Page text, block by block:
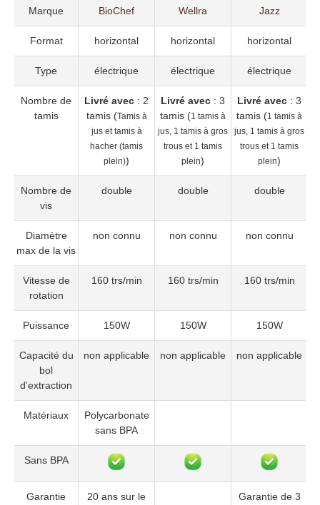
Marque BioChef Wellra Jazz
Format horizontal horizontal horizontal
Type électrique électrique électrique
Nombre de
tamis
Livré avec : 2
tamis (Tamis à
jus et tamis à
hacher (tamis
plein))
Livré avec : 3
tamis (1 tamis à
jus, 1 tamis à gros
trous et 1 tamis
plein)
Livré avec : 3
tamis (1 tamis à
jus, 1 tamis à gros
trous et 1 tamis
plein)
Nombre de
vis
double double double
Diamètre
max de la vis
non connu non connu non connu
Vitesse de
rotation
160 trs/min 160 trs/min 160 trs/min
Puissance 150W 150W 150W
Capacité du
bol
d'extraction
non applicable non applicable non applicable
Matériaux
Polycarbonate
sans BPA
Sans BPA
Garantie
20 ans sur le
Garantie de 3